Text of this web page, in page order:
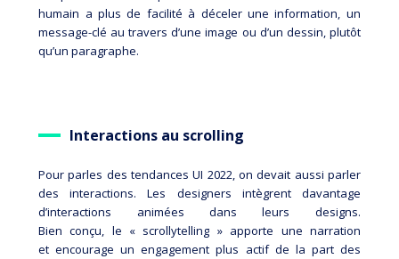
humain a plus de facilité à déceler une information, un
message-clé au travers d’une image ou d’un dessin, plutôt
qu’un paragraphe.
Interactions au scrolling
Pour parles des tendances UI 2022, on devait aussi parler
des interactions. Les designers intègrent davantage
d’interactions animées dans leurs designs.
Bien conçu, le « scrollytelling » apporte une narration
et encourage un engagement plus actif de la part des